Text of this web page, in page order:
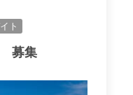
ト
募集